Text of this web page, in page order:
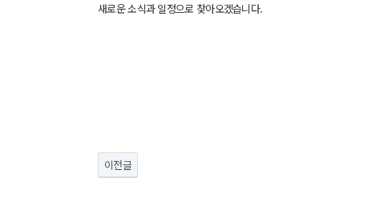
새로운 소식과 일정으로 찾아오겠습니다.
이전글